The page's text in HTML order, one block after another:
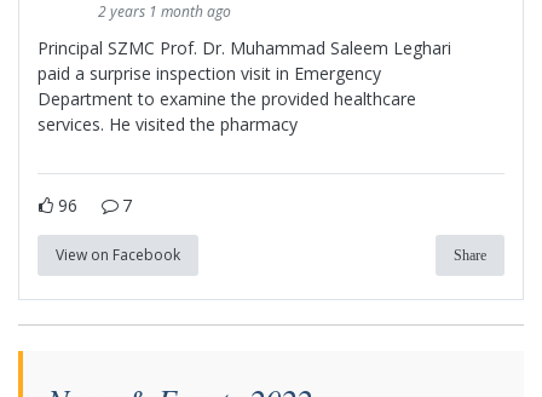
2 years 1 month ago
Principal SZMC Prof. Dr. Muhammad Saleem Leghari
paid a surprise inspection visit in Emergency
Department to examine the provided healthcare
services. He visited the pharmacy
96 7
View on Facebook Share